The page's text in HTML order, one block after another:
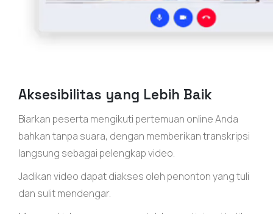
Aksesibilitas yang Lebih Baik
Biarkan peserta mengikuti pertemuan online Anda
bahkan tanpa suara, dengan memberikan transkripsi
langsung sebagai pelengkap video.
Jadikan video dapat diakses oleh penonton yang tuli
dan sulit mendengar.